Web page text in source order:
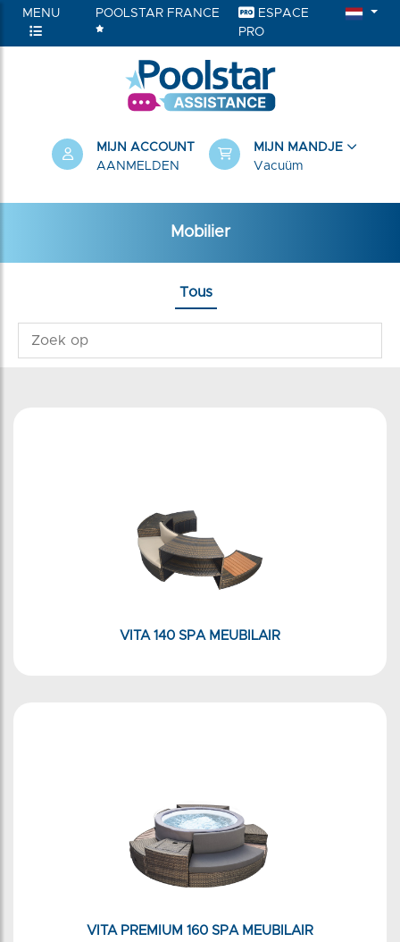
MENU POOLSTAR FRANCE
ESPACE
PRO
MIJN ACCOUNT
AANMELDEN
MIJN MANDJE
Vacuüm
Mobilier
Tous
VITA 140 SPA MEUBILAIR
VITA PREMIUM 160 SPA MEUBILAIR